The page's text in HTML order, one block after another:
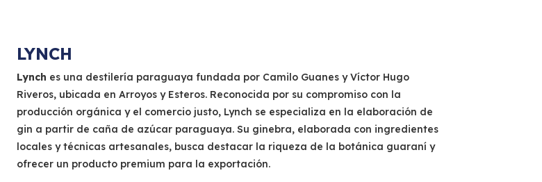
LYNCH
Lynch es una destilería paraguaya fundada por Camilo Guanes y Víctor Hugo
Riveros, ubicada en Arroyos y Esteros. Reconocida por su compromiso con la
producción orgánica y el comercio justo, Lynch se especializa en la elaboración de
gin a partir de caña de azúcar paraguaya. Su ginebra, elaborada con ingredientes
locales y técnicas artesanales, busca destacar la riqueza de la botánica guaraní y
ofrecer un producto premium para la exportación.